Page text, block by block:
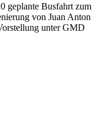
ge­plan­te Bus­fahrt zum
von Juan An­ton
un­ter GMD